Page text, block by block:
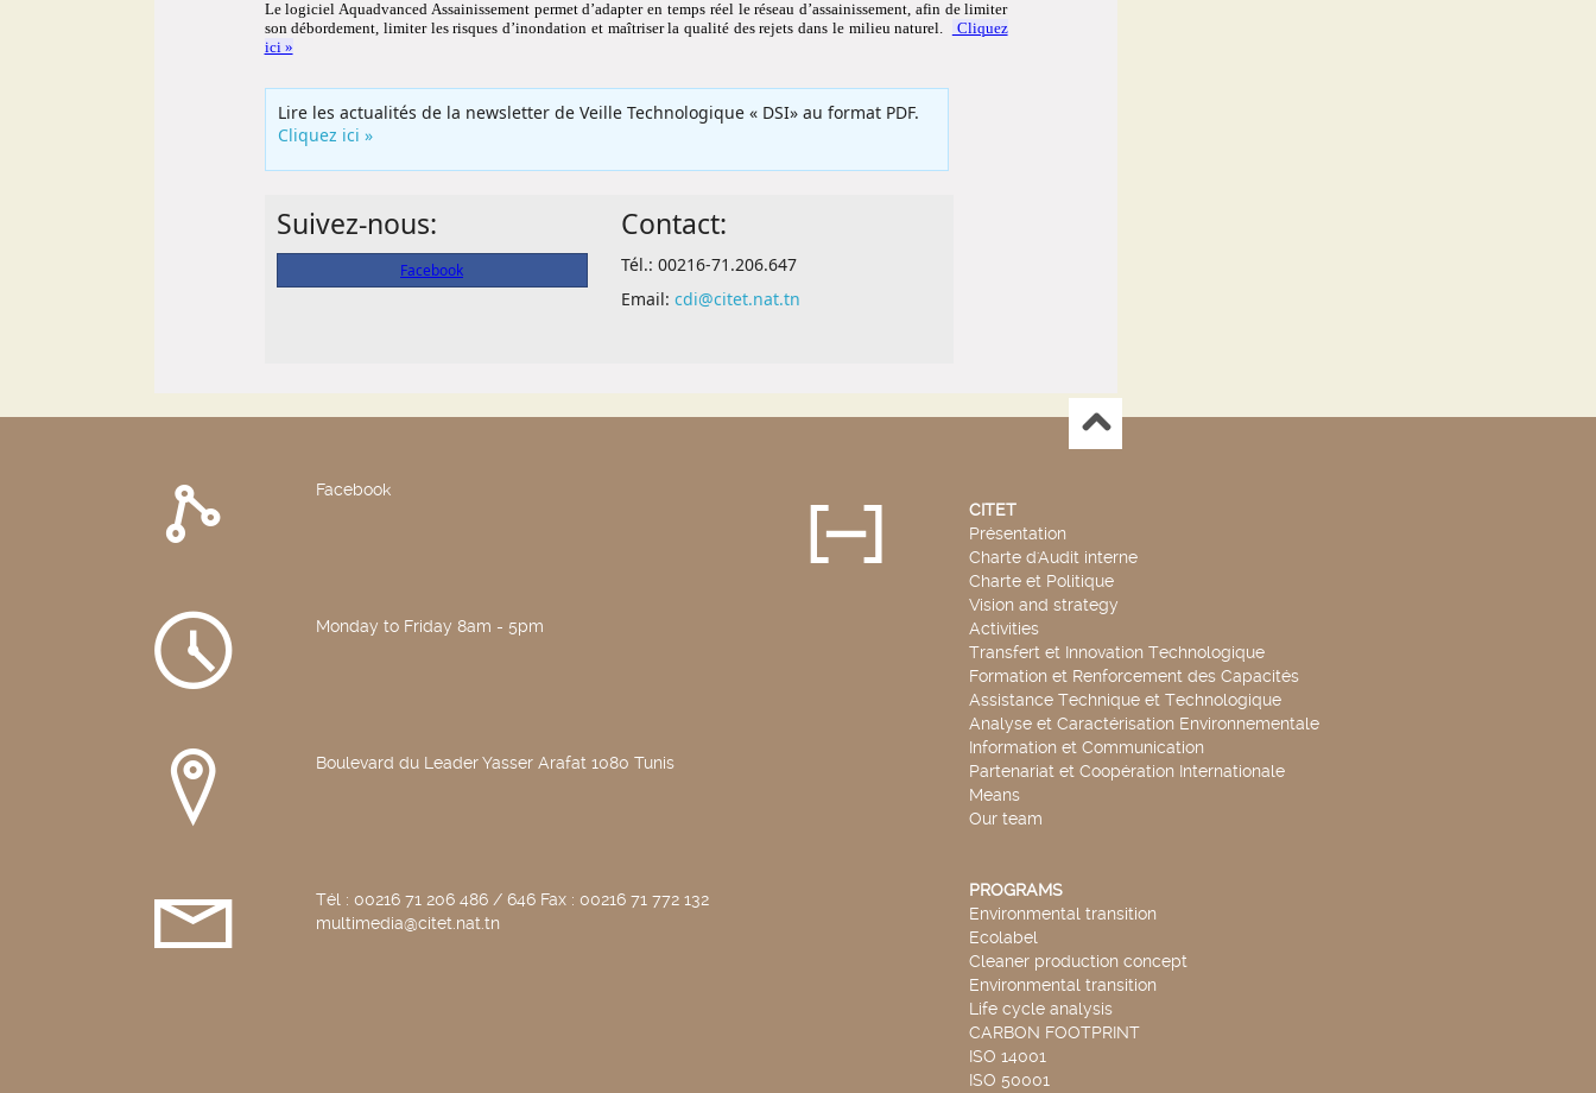
Facebook
Monday to Friday 8am - 5pm
Boulevard du Leader Yasser Arafat 1080 Tunis
Tél : 00216 71 206 486 / 646 Fax : 00216 71 772 132
multimedia@citet.nat.tn
CITET
Présentation
Charte d'Audit interne
Charte et Politique
Vision and strategy
Activities
Transfert et Innovation Technologique
Formation et Renforcement des Capacités
Assistance Technique et Technologique
Analyse et Caractérisation Environnementale
Information et Communication
Partenariat et Coopération Internationale
Means
Our team
PROGRAMS
Environmental transition
Ecolabel
Cleaner production concept
Environmental transition
Life cycle analysis
CARBON FOOTPRINT
ISO 14001
ISO 50001